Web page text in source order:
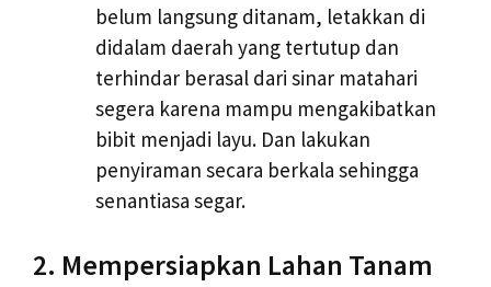
belum langsung ditanam, letakkan di
didalam daerah yang tertutup dan
terhindar berasal dari sinar matahari
segera karena mampu mengakibatkan
bibit menjadi layu. Dan lakukan
penyiraman secara berkala sehingga
senantiasa segar.
2. Mempersiapkan Lahan Tanam